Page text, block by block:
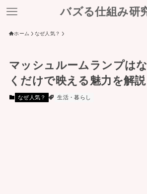
バズる仕組み研
ホーム なぜ人気？
マッシュルームランプは
くだけで映える魅力を解説
なぜ人気？ 生活・暮らし